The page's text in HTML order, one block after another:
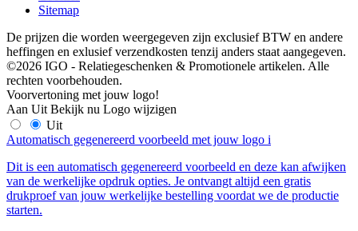
Sitemap
De prijzen die worden weergegeven zijn exclusief BTW en andere
heffingen en exlusief verzendkosten tenzij anders staat aangegeven.
©2026 IGO - Relatiegeschenken & Promotionele artikelen. Alle
rechten voorbehouden.
Voorvertoning met jouw logo!
Aan Uit Bekijk nu Logo wijzigen
Uit
Automatisch gegenereerd voorbeeld met jouw logo i
Dit is een automatisch gegenereerd voorbeeld en deze kan afwijken
van de werkelijke opdruk opties. Je ontvangt altijd een gratis
drukproef van jouw werkelijke bestelling voordat we de productie
starten.